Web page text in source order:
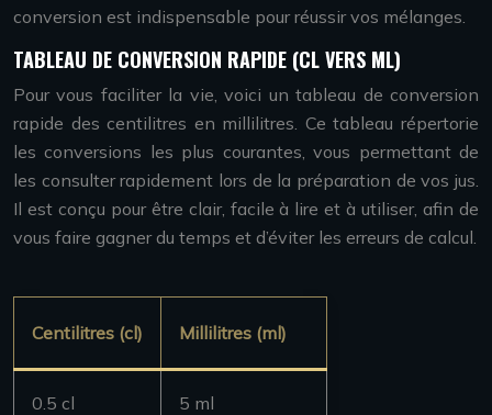
conversion est indispensable pour réussir vos mélanges.
TABLEAU DE CONVERSION RAPIDE (CL VERS ML)
Pour vous faciliter la vie, voici un tableau de conversion
rapide des centilitres en millilitres. Ce tableau répertorie
les conversions les plus courantes, vous permettant de
les consulter rapidement lors de la préparation de vos jus.
Il est conçu pour être clair, facile à lire et à utiliser, afin de
vous faire gagner du temps et d’éviter les erreurs de calcul.
Centilitres (cl) Millilitres (ml)
0.5 cl 5 ml